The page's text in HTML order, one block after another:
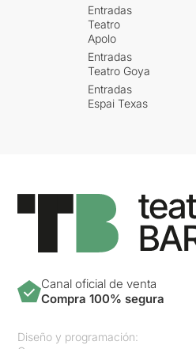
Entradas
Teatro
Apolo
Entradas
Teatro Goya
Entradas
Espai Texas
Canal oficial de venta
Compra 100% segura
Diseño y programación: